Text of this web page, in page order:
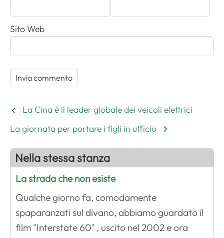
Sito Web
La Cina è il leader globale dei veicoli elettrici
La giornata per portare i figli in ufficio
Nella stessa stanza
La strada che non esiste
Qualche giorno fa, comodamente
spaparanzati sul divano, abbiamo guardato il
film "Interstate 60" , uscito nel 2002 e ora